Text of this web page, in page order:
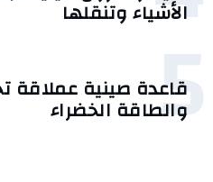
الأشياء وتنقلها
5
قاعدة صينية عملاقة
والطاقة الخضراء